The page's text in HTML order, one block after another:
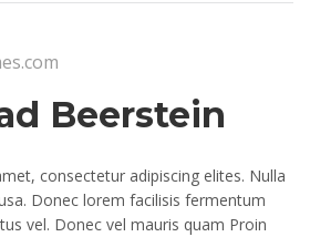
Beerstein
consectetur adipiscing elites. Nulla
Donec lorem facilisis fermentum
vel. Donec vel mauris quam Proin